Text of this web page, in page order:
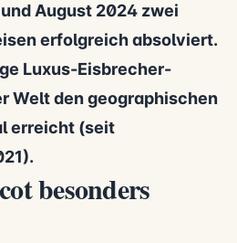
August 2024 zwei
erfolgreich absolviert.
Luxus-Eisbrecher-
Welt den geographischen
erreicht (seit
besonders